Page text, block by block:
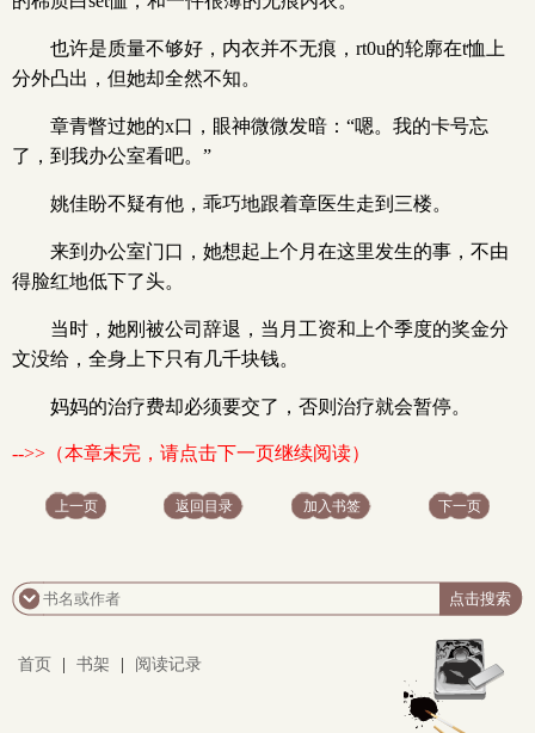
也许是质量不够好，内衣并不无痕，rt0u的轮廓在t恤上
分外凸出，但她却全然不知。
章青瞥过她的x口，眼神微微发暗：“嗯。我的卡号忘
了，到我办公室看吧。”
姚佳盼不疑有他，乖巧地跟着章医生走到三楼。
来到办公室门口，她想起上个月在这里发生的事，不由
得脸红地低下了头。
当时，她刚被公司辞退，当月工资和上个季度的奖金分
文没给，全身上下只有几千块钱。
妈妈的治疗费却必须要交了，否则治疗就会暂停。
-->>（本章未完，请点击下一页继续阅读）
上一页 返回目录 加入书签 下一页
首页 书架 阅读记录